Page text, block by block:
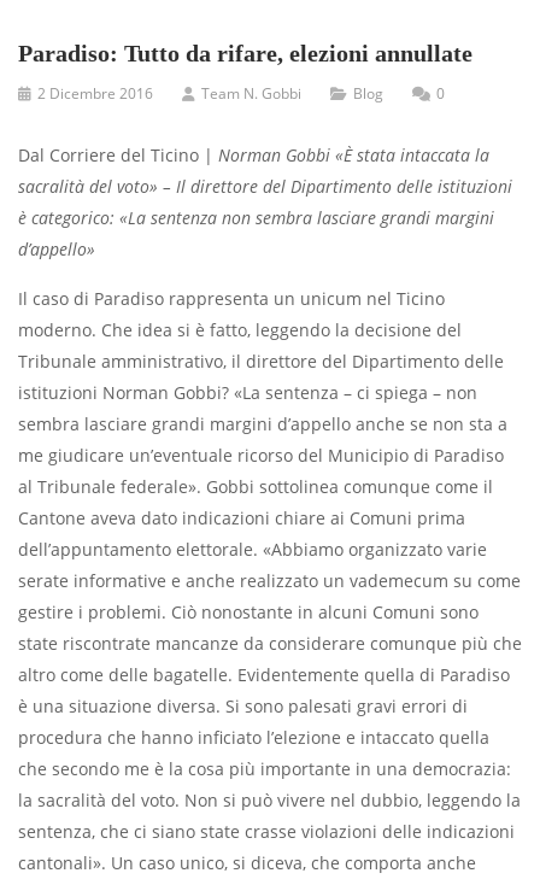
Paradiso: Tutto da rifare, elezioni annullate
2 Dicembre 2016 Team N. Gobbi Blog 0
Dal Corriere del Ticino | Norman Gobbi «È stata intaccata la
sacralità del voto» – Il direttore del Dipartimento delle istituzioni
è categorico: «La sentenza non sembra lasciare grandi margini
d’appello»
Il caso di Paradiso rappresenta un unicum nel Ticino
moderno. Che idea si è fatto, leggendo la decisione del
Tribunale amministrativo, il direttore del Dipartimento delle
istituzioni Norman Gobbi? «La sentenza – ci spiega – non
sembra lasciare grandi margini d’appello anche se non sta a
me giudicare un’eventuale ricorso del Municipio di Paradiso
al Tribunale federale». Gobbi sottolinea comunque come il
Cantone aveva dato indicazioni chiare ai Comuni prima
dell’appuntamento elettorale. «Abbiamo organizzato varie
serate informative e anche realizzato un vademecum su come
gestire i problemi. Ciò nonostante in alcuni Comuni sono
state riscontrate mancanze da considerare comunque più che
altro come delle bagatelle. Evidentemente quella di Paradiso
è una situazione diversa. Si sono palesati gravi errori di
procedura che hanno inficiato l’elezione e intaccato quella
che secondo me è la cosa più importante in una democrazia:
la sacralità del voto. Non si può vivere nel dubbio, leggendo la
sentenza, che ci siano state crasse violazioni delle indicazioni
cantonali». Un caso unico, si diceva, che comporta anche